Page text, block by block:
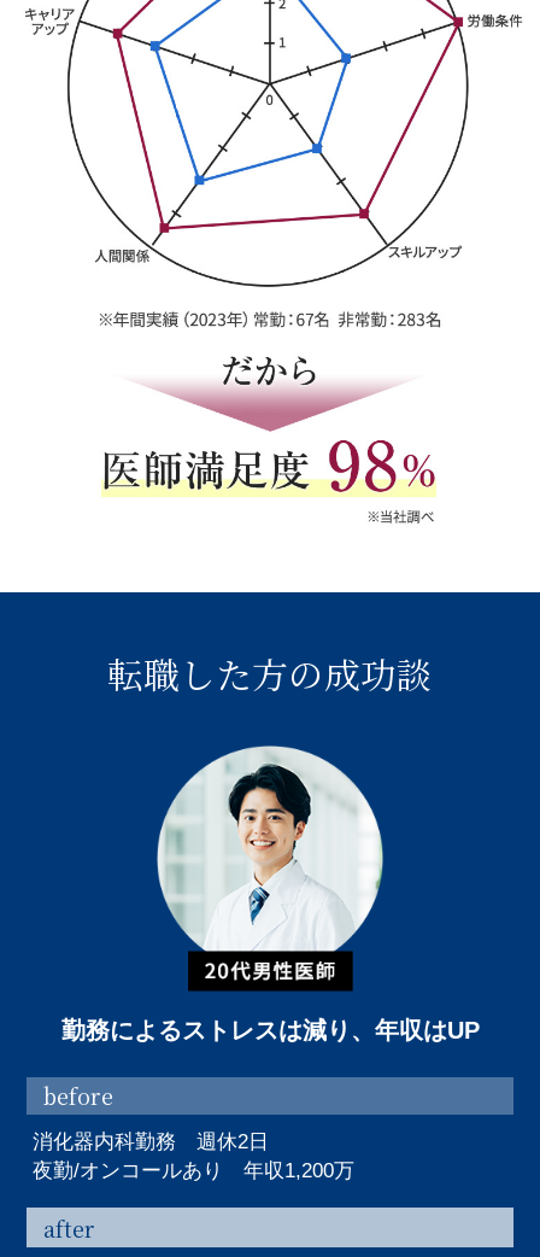
転職した方の成功談
勤務によるストレスは減り、年収はUP
before
消化器内科勤務 週休2日
夜勤/オンコールあり 年収1,200万
after